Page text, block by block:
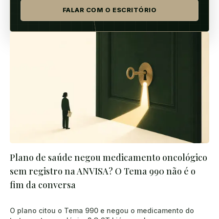
FALAR COM O ESCRITÓRIO
Plano de saúde negou medicamento oncológico
sem registro na ANVISA? O Tema 990 não é o
fim da conversa
O plano citou o Tema 990 e negou o medicamento do